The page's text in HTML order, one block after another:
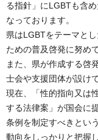
る指針」にLGBTも含
なっております。
県はLGBTをテーマと
ための普及啓発に努め
また、県が作成する啓
士会や支援団体が設け
現在、「性的指向又は
する法律案」が国会に
条例を制定すべきとい
動向をしっかりと把握